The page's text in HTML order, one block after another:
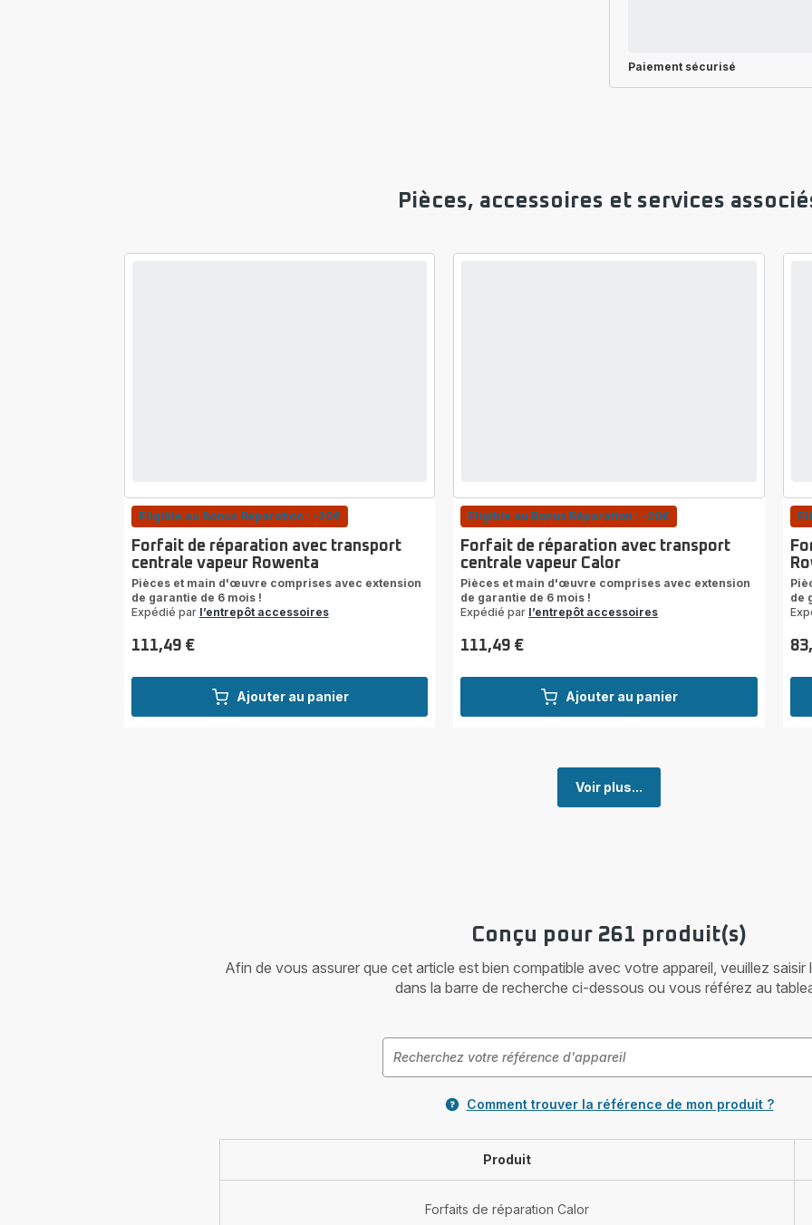
Paiement sécurisé
Pièces, accessoires et services
Ajouter au panier
Eligible au Bonus Réparation : -20€
Forfait de réparation avec transport
centrale vapeur Rowenta
Pièces et main d'œuvre comprises avec extension
de garantie de 6 mois !
Expédié par l’entrepôt accessoires
Prix
111,49 €
Ajouter au panier
Eligible au Bonus Réparation : -20€
Forfait de réparation avec transport
centrale vapeur Calor
Pièces et main d'œuvre comprises avec extension
de garantie de 6 mois !
Expédié par l’entrepôt accessoires
Prix
111,49 €
de
Prix
Voir plus...
Conçu pour 261 produit(s)
Afin de vous assurer que cet article est bien compatible avec votre appareil, veuillez
dans la barre de recherche ci-dessous ou vous référez au
Comment trouver la référence de mon produit ?
Produit
Forfaits de réparation Calor